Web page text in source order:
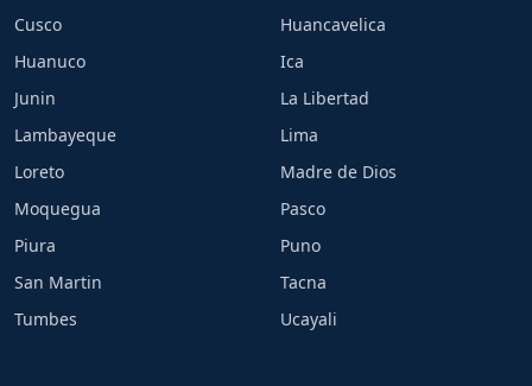
Cusco
Huancavelica
Huanuco
Ica
Junin
La Libertad
Lambayeque
Lima
Loreto
Madre de Dios
Moquegua
Pasco
Piura
Puno
San Martin
Tacna
Tumbes
Ucayali